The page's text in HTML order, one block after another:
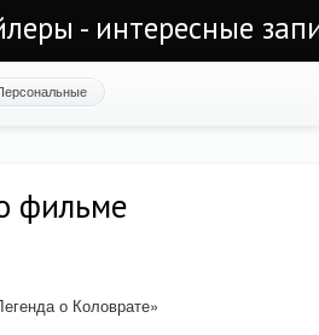
- интересные
фильме
о Коловрате»